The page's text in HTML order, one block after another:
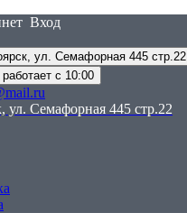
Вход
ул. Семафорная 445 стр.22
с 10:00
ул. Семафорная 445 стр.22